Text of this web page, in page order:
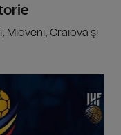
Mioveni, Craiova şi